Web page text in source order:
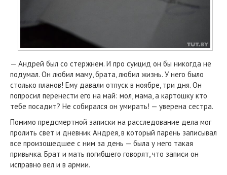
— Андрей был со стержнем. И про суицид он бы никогда не
подумал. Он любил маму, брата, любил жизнь. У него было
столько планов! Ему давали отпуск в ноябре, три дня. Он
попросил перенести его на май: мол, мама, а картошку кто
тебе посадит? Не собирался он умирать! — уверена сестра.
Помимо предсмертной записки на расследование дела мог
пролить свет и дневник Андрея, в который парень записывал
все произошедшее с ним за день — была у него такая
привычка. Брат и мать погибшего говорят, что записи он
исправно вел и в армии.